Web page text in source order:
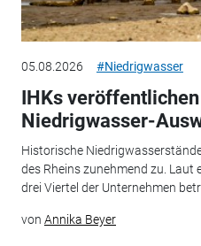
05.08.2026 #Niedrigwasser
IHKs
Niedrigwasser-
Historische
des Rheins zunehmend zu. Laut
drei Viertel der Unternehmen
von Annika Beyer